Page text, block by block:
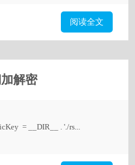
阅读全文
解密
= __DIR__ . './rs...